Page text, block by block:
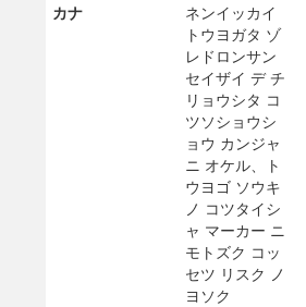
カナ
ネンイッカイ
トウヨガタ ゾ
レドロンサン
セイザイ デ チ
リョウシタ コ
ツソショウシ
ョウ カンジャ
ニ オケル、ト
ウヨゴ ソウキ
ノ コツタイシ
ャ マーカー ニ
モトズク コッ
セツ リスク ノ
ヨソク